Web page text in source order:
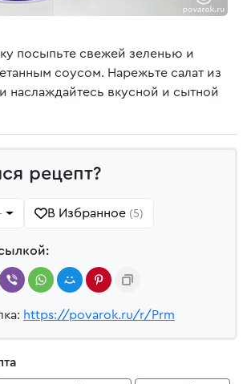
посыпьте свежей зеленью и
соусом. Нарежьте салат из
наслаждайтесь вкусной и сытной
рецепт?
В Избранное (5)
https://povarok.ru/r/Prm